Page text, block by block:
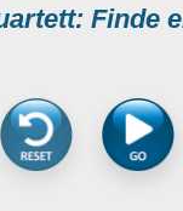
Finde